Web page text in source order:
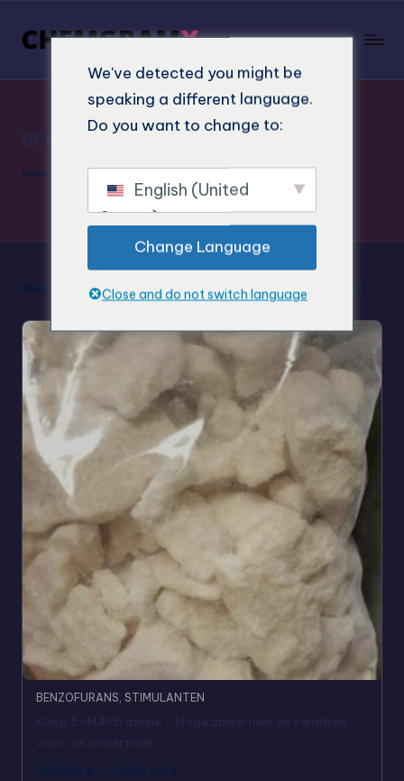
BENZOFURANS
Home BENZOFURANS
Alle resultaten van 4 weergeven Standaard sorteren
BENZOFURANS,STIMULANTEN
350,00 € - 2.800,00 €
We've detected you might be
speaking a different language.
Do you want to change to:
English (United
States)
Change Language
Close and do not switch language